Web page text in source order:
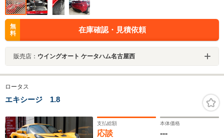
無
料
在庫確認・見積依頼
販売店： ウイングオート ケータハム名古屋西
ロータス
エキシージ 1.8
支払総額
応談
本体価格
---